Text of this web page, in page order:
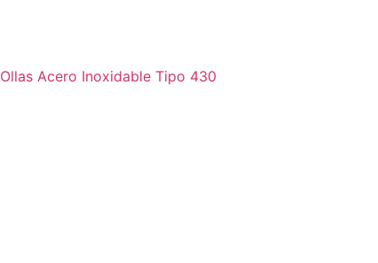
Ollas Acero Inoxidable Tipo 430